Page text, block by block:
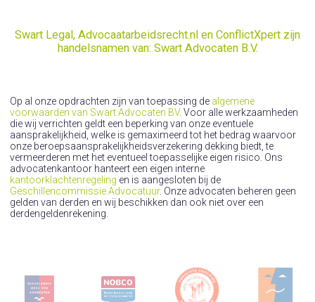
Swart Legal, Advocaatarbeidsrecht.nl en ConflictXpert zijn
handelsnamen van: Swart Advocaten B.V.
Op al onze opdrachten zijn van toepassing de algemene
voorwaarden van Swart Advocaten BV. Voor alle werkzaamheden
die wij verrichten geldt een beperking van onze eventuele
aansprakelijkheid, welke is gemaximeerd tot het bedrag waarvoor
onze beroepsaansprakelijkheidsverzekering dekking biedt, te
vermeerderen met het eventueel toepasselijke eigen risico. Ons
advocatenkantoor hanteert een eigen interne
kantoorklachtenregeling en is aangesloten bij de
Geschillencommissie Advocatuur. Onze advocaten beheren geen
gelden van derden en wij beschikken dan ook niet over een
derdengeldenrekening.